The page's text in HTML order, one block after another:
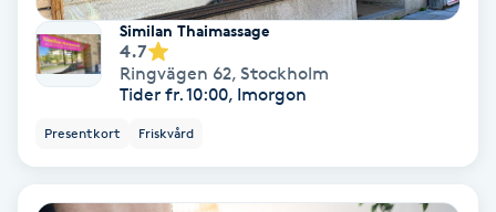
Gravidyoga
Gruppträning
Gua Sha-massage
Similan Thaimassage
4.7
Ringvägen 62, Stockholm
Tider fr. 10:00, Imorgon
Presentkort Friskvård